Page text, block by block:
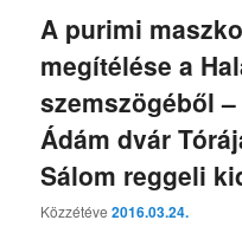
A purimi
megítélése a
szemszögéből
Ádám dvár
Sálom reggeli
Közzétéve2016.03.24.